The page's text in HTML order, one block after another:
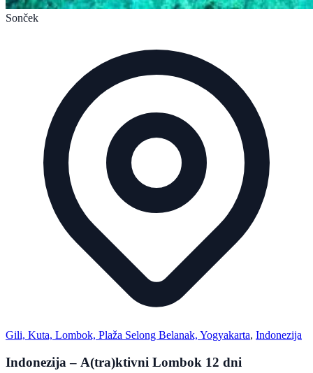
Sonček
Gili, Kuta, Lombok, Plaža Selong Belanak, Yogyakarta, Indonezija
Indonezija – A(tra)ktivni Lombok 12 dni